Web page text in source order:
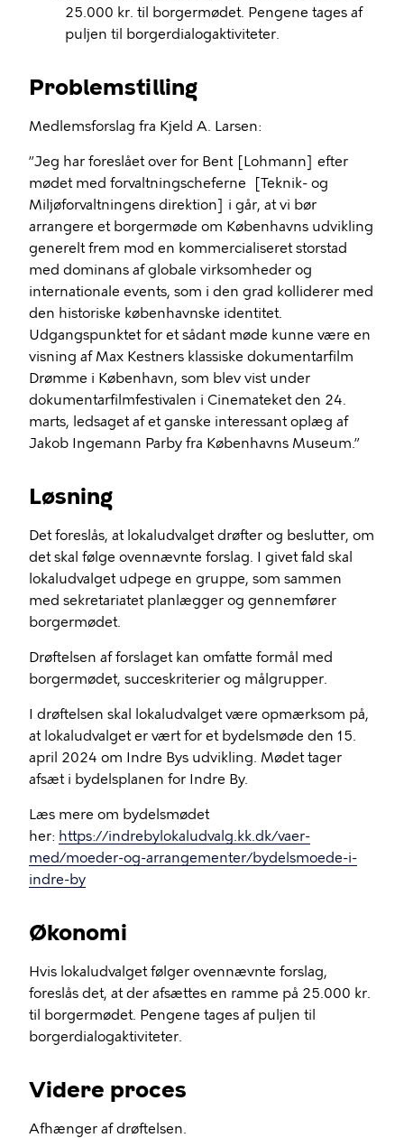
25.000 kr. til borgermødet. Pengene tages af
puljen til borgerdialogaktiviteter.
Problemstilling
Medlemsforslag fra Kjeld A. Larsen:
”Jeg har foreslået over for Bent [Lohmann] efter
mødet med forvaltningscheferne [Teknik- og
Miljøforvaltningens direktion] i går, at vi bør
arrangere et borgermøde om Københavns udvikling
generelt frem mod en kommercialiseret storstad
med dominans af globale virksomheder og
internationale events, som i den grad kolliderer med
den historiske københavnske identitet.
Udgangspunktet for et sådant møde kunne være en
visning af Max Kestners klassiske dokumentarfilm
Drømme i København, som blev vist under
dokumentarfilmfestivalen i Cinemateket den 24.
marts, ledsaget af et ganske interessant oplæg af
Jakob Ingemann Parby fra Københavns Museum.”
Løsning
Det foreslås, at lokaludvalget drøfter og beslutter, om
det skal følge ovennævnte forslag. I givet fald skal
lokaludvalget udpege en gruppe, som sammen
med sekretariatet planlægger og gennemfører
borgermødet.
Drøftelsen af forslaget kan omfatte formål med
borgermødet, succeskriterier og målgrupper.
I drøftelsen skal lokaludvalget være opmærksom på,
at lokaludvalget er vært for et bydelsmøde den 15.
april 2024 om Indre Bys udvikling. Mødet tager
afsæt i bydelsplanen for Indre By.
Læs mere om bydelsmødet
her: https://indrebylokaludvalg.kk.dk/vaer-
med/moeder-og-arrangementer/bydelsmoede-i-
indre-by
Økonomi
Hvis lokaludvalget følger ovennævnte forslag,
foreslås det, at der afsættes en ramme på 25.000 kr.
til borgermødet. Pengene tages af puljen til
borgerdialogaktiviteter.
Videre proces
Afhænger af drøftelsen.